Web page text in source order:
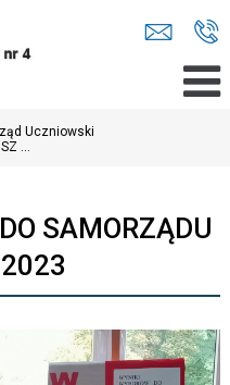
Uczniowski
...
SAMORZĄDU